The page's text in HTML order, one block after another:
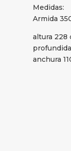
Medidas:
Armida
altura 228
anchura